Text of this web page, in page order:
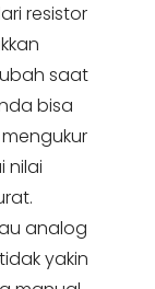
resistor
saat
bisa
nilai
analog
yakin